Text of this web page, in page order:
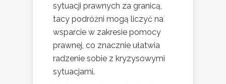
sytuacji prawnych za granicą,
tacy podróżni mogą liczyć na
wsparcie w zakresie pomocy
prawnej, co znacznie ułatwia
radzenie sobie z kryzysowymi
sytuacjami.